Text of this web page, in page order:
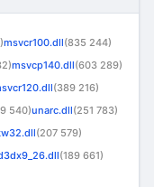
msvcr100.dll(835 244)
msvcp140.dll(603 289)
(389 216)
540)unarc.dll(251 783)
(207 579)
(189 661)